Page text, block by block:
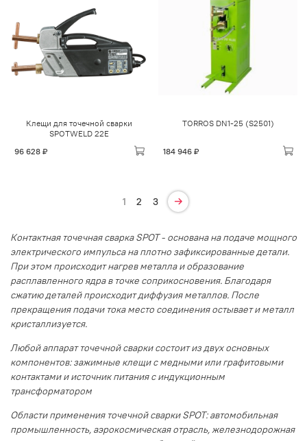
Клещи для точечной сварки
SPOTWELD 22E
96 628 ₽
TORROS DN1-25 (S2501)
184 946 ₽
1 2 3
Контактная точечная сварка SPOT - основана на подаче мощного
электрического импульса на плотно зафиксированные детали.
При этом происходит нагрев металла и образование
расплавленного ядра в точке соприкосновения. Благодаря
сжатию деталей происходит диффузия металлов. После
прекращения подачи тока место соединения остывает и металл
кристаллизуется.
Любой аппарат точечной сварки состоит из двух основных
компонентов: зажимные клещи с медными или графитовыми
контактами и источник питания с индукционным
трансформатором
Области применения точечной сварки SPOT: автомобильная
промышленность, аэрокосмическая отрасль, железнодорожная